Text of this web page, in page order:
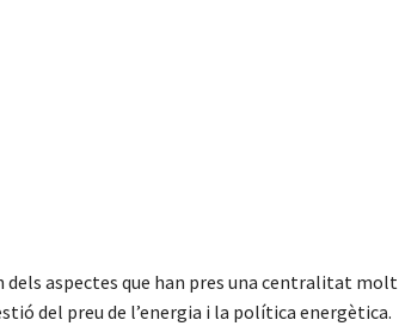
dels aspectes que han pres una centralitat molt
del preu de l’energia i la política energètica.